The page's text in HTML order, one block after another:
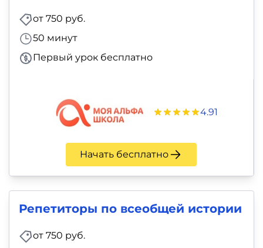
от 750 руб.
50 минут
Первый урок бесплатно
4.91
Начать бесплатно
Репетиторы по всеобщей истории
от 750 руб.